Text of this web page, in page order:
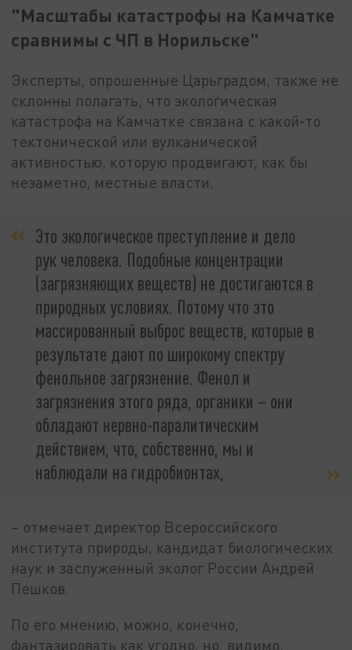
"Масштабы катастрофы на Камчатке
сравнимы с ЧП в Норильске"
Эксперты, опрошенные Царьградом, также не
склонны полагать, что экологическая
катастрофа на Камчатке связана с какой-то
тектонической или вулканической
активностью, которую продвигают, как бы
незаметно, местные власти.
Это экологическое преступление и дело
рук человека. Подобные концентрации
(загрязняющих веществ) не достигаются в
природных условиях. Потому что это
массированный выброс веществ, которые в
результате дают по широкому спектру
фенольное загрязнение. Фенол и
загрязнения этого ряда, органики – они
обладают нервно-паралитическим
действием, что, собственно, мы и
наблюдали на гидробионтах,
– отмечает директор Всероссийского
института природы, кандидат биологических
наук и заслуженный эколог России Андрей
Пешков.
По его мнению, можно, конечно,
фантазировать как угодно, но, видимо,